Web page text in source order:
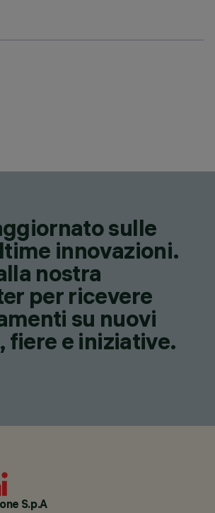
sulle
innovazioni.
nostra
per ricevere
su nuovi
fiere e iniziative.
S.p.A